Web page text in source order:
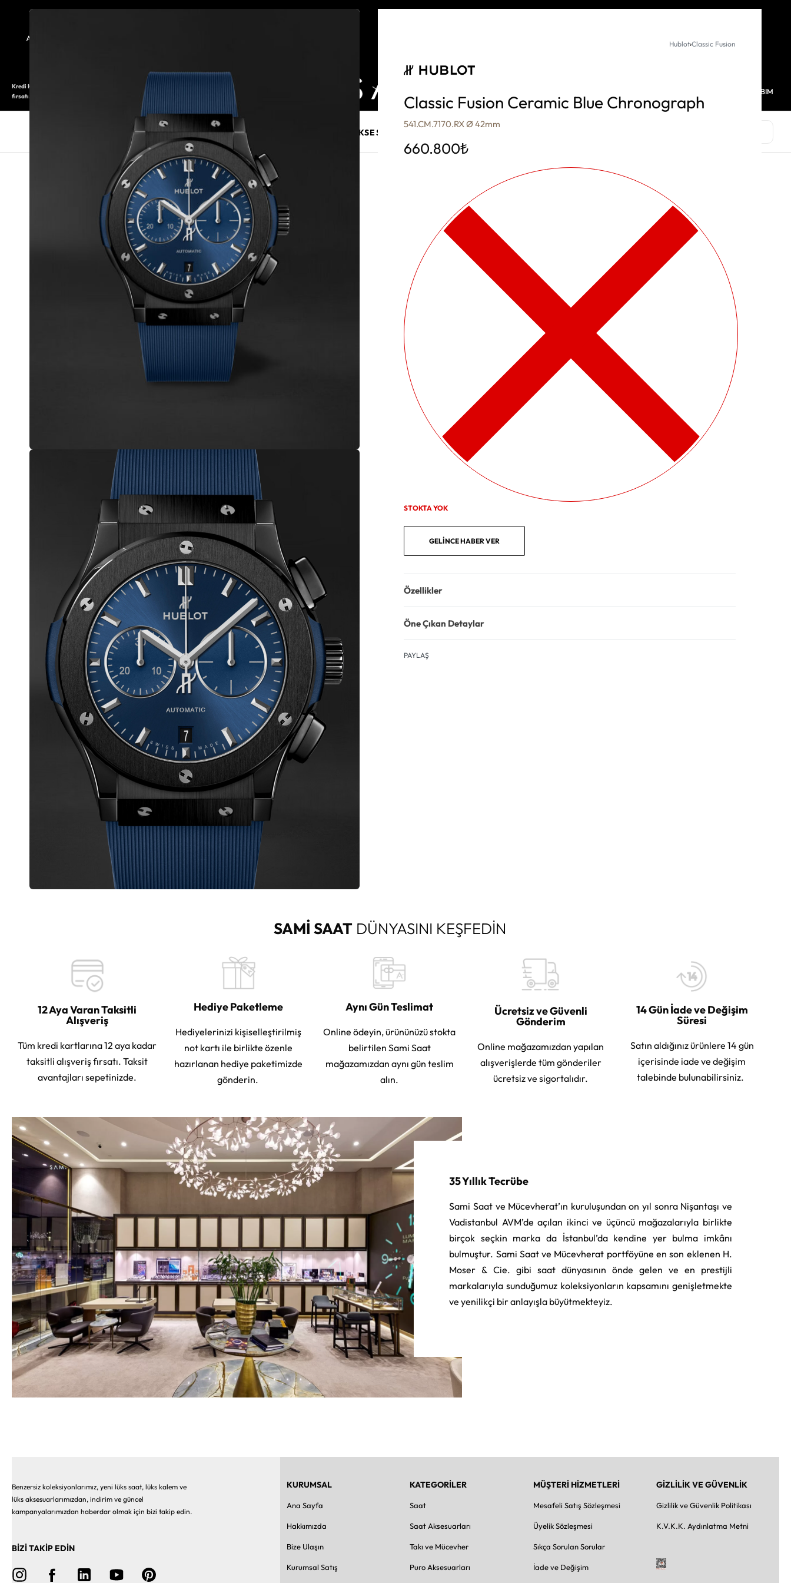
Kredi Kartı ile 12 aya varan taksitli alışveriş imkanı. Üstelik ilk 6 taksite %0 komisyon
fırsatı.
HESABIM
SAAT AKSESUARLARITAKI VE MÜCEVHER PURO AKSESUARLARI
Hublot›Classic Fusion
Classic Fusion Ceramic Blue Chronograph
541.CM.7170.RX Ø 42mm
660.800₺
STOKTA YOK
GELINCE HABER VER
Özellikler
Öne Çıkan Detaylar
PAYLAŞ
SAMİ SAATDÜNYASINI KEŞFEDİN
12 Aya Varan Taksitli
Alışveriş
Tüm kredi kartlarına 12 aya kadar
taksitli alışveriş fırsatı. Taksit
avantajları sepetinizde.
Hediye Paketleme
Hediyelerinizi kişiselleştirilmiş
not kartı ile birlikte özenle
hazırlanan hediye paketimizde
gönderin.
Aynı Gün Teslimat
Online ödeyin, ürününüzü stokta
belirtilen Sami Saat
mağazamızdan aynı gün teslim
alın.
Ücretsiz ve Güvenli
Gönderim
Online mağazamızdan yapılan
alışverişlerde tüm gönderiler
ücretsiz ve sigortalıdır.
14 Gün İade ve Değişim
Süresi
Satın aldığınız ürünlere 14 gün
içerisinde iade ve değişim
talebinde bulunabilirsiniz.
35 Yıllık Tecrübe
Sami Saat ve Mücevherat’ın kuruluşundan on yıl sonra Nişantaşı ve
Vadistanbul AVM’de açılan ikinci ve üçüncü mağazalarıyla birlikte
birçok seçkin marka da İstanbul’da kendine yer bulma imkânı
bulmuştur. Sami Saat ve Mücevherat portföyüne en son eklenen H.
Moser & Cie. gibi saat dünyasının önde gelen ve en prestijli
markalarıyla sunduğumuz koleksiyonların kapsamını genişletmekte
ve yenilikçi bir anlayışla büyütmekteyiz.
Benzersiz koleksiyonlarımız, yeni lüks saat, lüks kalem ve
lüks aksesuarlarımızdan, indirim ve güncel
kampanyalarımızdan haberdar olmak için bizi takip edin.
BİZİ TAKİP EDİN
KURUMSAL
Ana Sayfa
Hakkımızda
Bize Ulaşın
Kurumsal Satış
KATEGORİLER
Saat
Saat Aksesuarları
Takı ve Mücevher
Puro Aksesuarları
MÜŞTERİ HİZMETLERİ
Mesafeli Satış Sözleşmesi
Üyelik Sözleşmesi
Sıkça Sorulan Sorular
İade ve Değişim
GİZLİLİK VE GÜVENLİK
Gizlilik ve Güvenlik Politikası
K.V.K.K. Aydınlatma Metni